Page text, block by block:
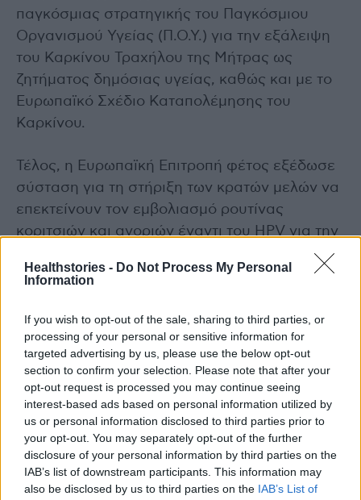
Healthstories - Do Not Process My Personal
Information
If you wish to opt-out of the sale, sharing to third parties, or
processing of your personal or sensitive information for
targeted advertising by us, please use the below opt-out
section to confirm your selection. Please note that after your
opt-out request is processed you may continue seeing
interest-based ads based on personal information utilized by
us or personal information disclosed to third parties prior to
your opt-out. You may separately opt-out of the further
disclosure of your personal information by third parties on the
IAB’s list of downstream participants. This information may
also be disclosed by us to third parties on the IAB’s List of
παγκόσμιας στρατηγικής του Παγκόσμιου
Οργανισμού Υγείας (Π.Ο.Υ.) για την εξάλειψη
του Καρκίνου Τραχήλου της Μήτρας ως
ζητήματος δημόσιας υγείας, καθώς και με το
Ευρωπαϊκό Σχέδιο Καταπολέμησης του
Καρκίνου.
Τέλος, η Ευρωπαϊκή Επιτροπή φέτος εξέδωσε
σύσταση για τη στήριξη των κρατών μελών να
επεκτείνουν τον εμβολιασμό ρουτίνας
κοριτσιών και αγοριών έναντι του HPV για την
μήτρας και άλλων καρκίνων που προκαλούνται
Διαβάστε επίσης
“Το ρεκόρ στην LDL χοληστερόλη”: Εστρατεία
ενημέρωσης για τον καρδιαγγειακό κίνδυνο
Στ. Χανδακάς: Σημαντική η δήλωση Έλον
Μασκ για δημογραφικό/υπογεννητικότητα –
Τα ανησυχητικά στοιχεία